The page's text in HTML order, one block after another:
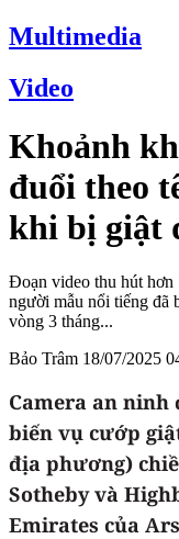
Multimedia
Video
Khoảnh
đuổi theo
khi bị giật
Đoạn video thu hút
người mẫu nổi tiếng đã
vòng 3 tháng...
Bảo Trâm 18/07/2025
Camera an ninh
biến vụ cướp
địa phương)
Sotheby và
Emirates của